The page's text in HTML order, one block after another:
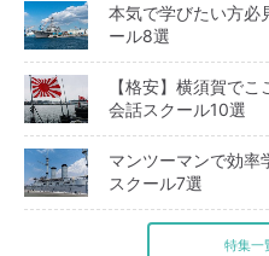
本気で学びたい方必
ール8選
【格安】横須賀で
会話スクール10選
マンツーマンで効率
スクール7選
特集一